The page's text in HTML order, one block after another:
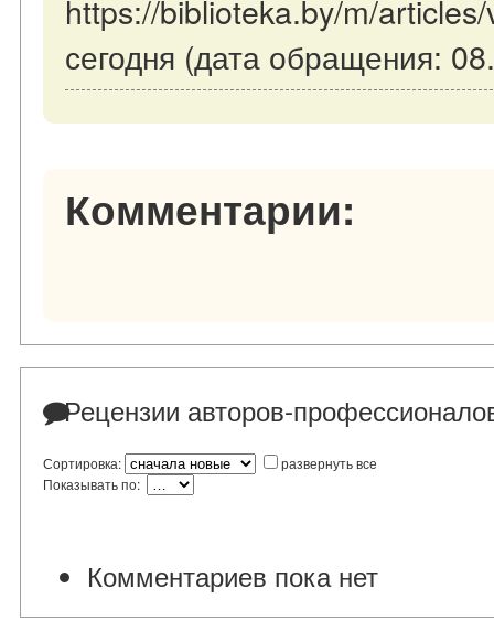
https://biblioteka.by/m/
сегодня (дата обращения:
Комментарии:
Рецензии авторов-
Сортировка:
развернуть все
Показывать по:
Комментариев пока нет